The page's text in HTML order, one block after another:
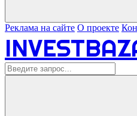
Реклама на сайте О проекте